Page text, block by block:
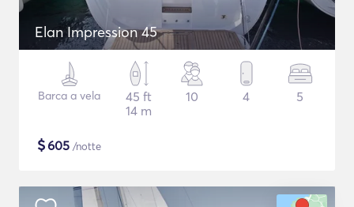
Elan Impression 45
Barca a vela
45 ft
14 m
10 4 5
$605 /notte